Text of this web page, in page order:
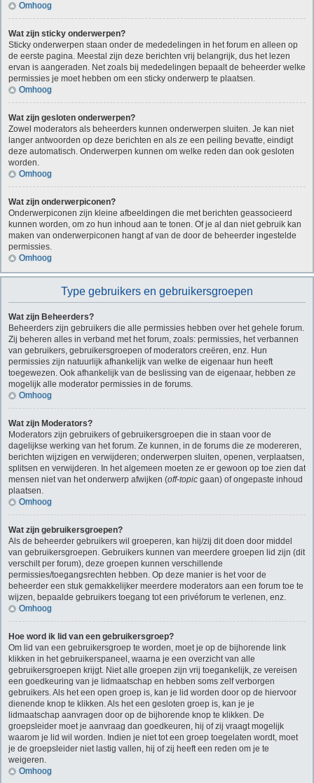
Omhoog
Wat zijn sticky onderwerpen?
Sticky onderwerpen staan onder de mededelingen in het forum en alleen op
de eerste pagina. Meestal zijn deze berichten vrij belangrijk, dus het lezen
ervan is aangeraden. Net zoals bij mededelingen bepaalt de beheerder welke
permissies je moet hebben om een sticky onderwerp te plaatsen.
Omhoog
Wat zijn gesloten onderwerpen?
Zowel moderators als beheerders kunnen onderwerpen sluiten. Je kan niet
langer antwoorden op deze berichten en als ze een peiling bevatte, eindigt
deze automatisch. Onderwerpen kunnen om welke reden dan ook gesloten
worden.
Omhoog
Wat zijn onderwerpiconen?
Onderwerpiconen zijn kleine afbeeldingen die met berichten geassocieerd
kunnen worden, om zo hun inhoud aan te tonen. Of je al dan niet gebruik kan
maken van onderwerpiconen hangt af van de door de beheerder ingestelde
permissies.
Omhoog
Type gebruikers en gebruikersgroepen
Wat zijn Beheerders?
Beheerders zijn gebruikers die alle permissies hebben over het gehele forum.
Zij beheren alles in verband met het forum, zoals: permissies, het verbannen
van gebruikers, gebruikersgroepen of moderators creëren, enz. Hun
permissies zijn natuurlijk afhankelijk van welke de eigenaar hun heeft
toegewezen. Ook afhankelijk van de beslissing van de eigenaar, hebben ze
mogelijk alle moderator permissies in de forums.
Omhoog
Wat zijn Moderators?
Moderators zijn gebruikers of gebruikersgroepen die in staan voor de
dagelijkse werking van het forum. Ze kunnen, in de forums die ze modereren,
berichten wijzigen en verwijderen; onderwerpen sluiten, openen, verplaatsen,
splitsen en verwijderen. In het algemeen moeten ze er gewoon op toe zien dat
mensen niet van het onderwerp afwijken (off-topic gaan) of ongepaste inhoud
plaatsen.
Omhoog
Wat zijn gebruikersgroepen?
Als de beheerder gebruikers wil groeperen, kan hij/zij dit doen door middel
van gebruikersgroepen. Gebruikers kunnen van meerdere groepen lid zijn (dit
verschilt per forum), deze groepen kunnen verschillende
permissies/toegangsrechten hebben. Op deze manier is het voor de
beheerder een stuk gemakkelijker meerdere moderators aan een forum toe te
wijzen, bepaalde gebruikers toegang tot een privéforum te verlenen, enz.
Omhoog
Hoe word ik lid van een gebruikersgroep?
Om lid van een gebruikersgroep te worden, moet je op de bijhorende link
klikken in het gebruikerspaneel, waarna je een overzicht van alle
gebruikersgroepen krijgt. Niet alle groepen zijn vrij toegankelijk, ze vereisen
een goedkeuring van je lidmaatschap en hebben soms zelf verborgen
gebruikers. Als het een open groep is, kan je lid worden door op de hiervoor
dienende knop te klikken. Als het een gesloten groep is, kan je je
lidmaatschap aanvragen door op de bijhorende knop te klikken. De
groepsleider moet je aanvraag dan goedkeuren, hij of zij vraagt mogelijk
waarom je lid wil worden. Indien je niet tot een groep toegelaten wordt, moet
je de groepsleider niet lastig vallen, hij of zij heeft een reden om je te
weigeren.
Omhoog